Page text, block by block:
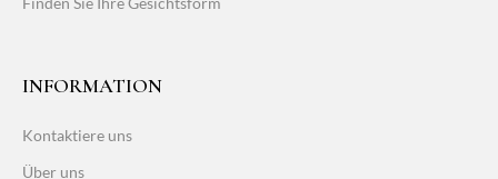
INFORMATION
Kontaktiere uns
Über uns